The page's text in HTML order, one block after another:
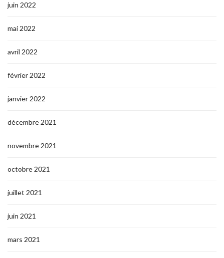
juin 2022
mai 2022
avril 2022
février 2022
janvier 2022
décembre 2021
novembre 2021
octobre 2021
juillet 2021
juin 2021
mars 2021